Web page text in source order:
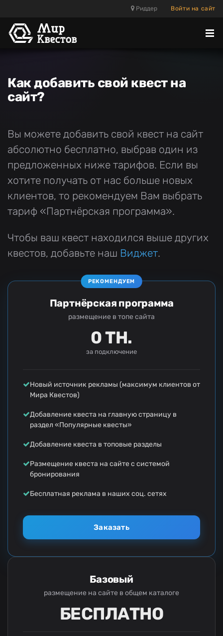
Риддер Войти на сайт
Как добавить свой квест на
сайт?
Вы можете добавить свой квест на сайт
абсолютно бесплатно, выбрав один из
предложенных ниже тарифов. Если вы
хотите получать от нас больше новых
клиентов, то рекомендуем Вам выбрать
тариф «Партнёрская программа».
Чтобы ваш квест находился выше других
квестов, добавьте наш Виджет.
РЕКОМЕНДУЕМ
Партнёрская программа
размещение в топе сайта
0 ТН.
за подключение
Новый источник рекламы (максимум клиентов от
Мира Квестов)
Добавление квеста на главную страницу в
раздел «Популярные квесты»
Добавление квеста в топовые разделы
Размещение квеста на сайте с системой
бронирования
Бесплатная реклама в наших соц. сетях
Заказать
Базовый
размещение на сайте в общем каталоге
БЕСПЛАТНО